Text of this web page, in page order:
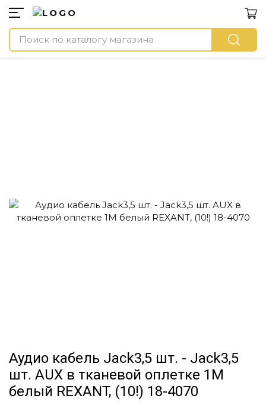
Аудио кабель Jack3,5 шт. - Jack3,5
шт. AUX в тканевой оплетке 1M
белый REXANT, (10!) 18-4070